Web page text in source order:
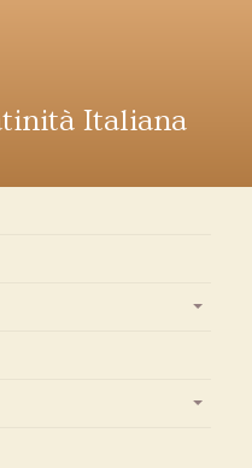
Italiana